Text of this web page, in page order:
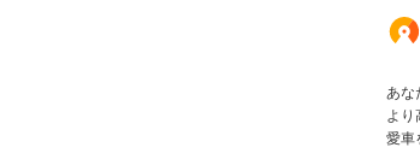
あな
より
愛車